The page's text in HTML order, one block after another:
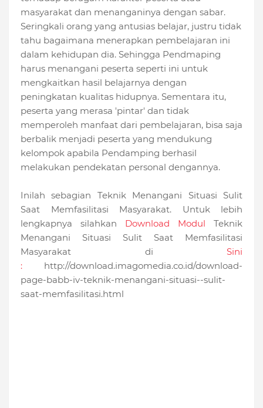
masyarakat dan menanganinya dengan sabar.
Seringkali orang yang antusias belajar, justru tidak
tahu bagaimana menerapkan pembelajaran ini
dalam kehidupan dia. Sehingga Pendmaping
harus menangani peserta seperti ini untuk
mengkaitkan hasil belajarnya dengan
peningkatan kualitas hidupnya. Sementara itu,
peserta yang merasa 'pintar' dan tidak
memperoleh manfaat dari pembelajaran, bisa saja
berbalik menjadi peserta yang mendukung
kelompok apabila Pendamping berhasil
melakukan pendekatan personal dengannya.
Inilah sebagian Teknik Menangani Situasi Sulit
Saat Memfasilitasi Masyarakat. Untuk lebih
lengkapnya silahkan Download Modul Teknik
Menangani Situasi Sulit Saat Memfasilitasi
Masyarakat di Sini
:
http://download.imagomedia.co.id/download-
page-babb-iv-teknik-menangani-situasi--sulit-
saat-memfasilitasi.html